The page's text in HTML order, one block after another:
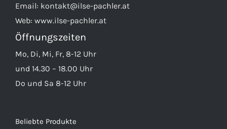
Email: kontakt@ilse-pachler.at
Web: www.ilse-pachler.at
Öffnungszeiten
Mo, Di, Mi, Fr, 8-12 Uhr
und 14.30 – 18.00 Uhr
Do und Sa 8-12 Uhr
Beliebte Produkte